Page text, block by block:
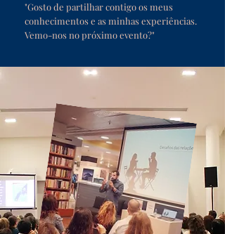
"Gosto de partilhar contigo os meus
conhecimentos e as minhas experiências.
Vemo-nos no próximo evento?"